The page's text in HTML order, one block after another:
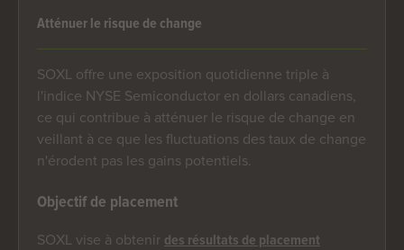
Atténuer le risque de change
SOXL offre une exposition quotidienne triple à
l'indice NYSE Semiconductor en dollars canadiens,
ce qui contribue à atténuer le risque de change en
veillant à ce que les fluctuations des taux de change
n'érodent pas les gains potentiels.
Objectif de placement
SOXL vise à obtenir des résultats de placement